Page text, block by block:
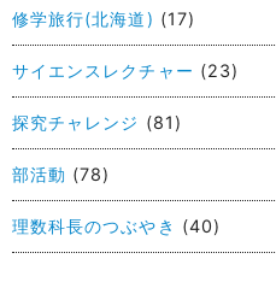
修学旅行(北海道) (17)
サイエンスレクチャー (23)
探究チャレンジ (81)
部活動 (78)
理数科長のつぶやき (40)